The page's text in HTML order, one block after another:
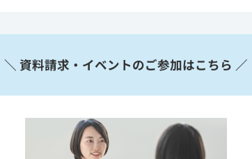
＼ 資料請求・イベントのご参加はこちら ／